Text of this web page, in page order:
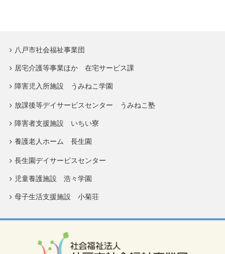
八戸市社会福祉事業団
居宅介護等事業ほか 在宅サービス課
障害児入所施設 うみねこ学園
放課後等デイサービスセンター うみねこ塾
障害者支援施設 いちい寮
養護老人ホーム 長生園
長生園デイサービスセンター
児童養護施設 浩々学園
母子生活支援施設 小菊荘